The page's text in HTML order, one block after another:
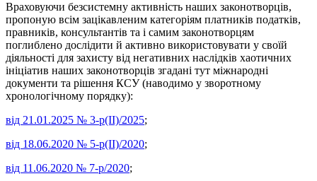
Враховуючи безсистемну активність наших законотворців,
пропоную всім зацікавленим категоріям платників податків,
правників, консультантів та і самим законотворцям
поглиблено дослідити й активно використовувати у своїй
діяльності для захисту від негативних наслідків хаотичних
ініціатив наших законотворців згадані тут міжнародні
документи та рішення КСУ (наводимо у зворотному
хронологічному порядку):
від 21.01.2025 № 3-р(ІІ)/2025;
від 18.06.2020 № 5-р(II)/2020;
від 11.06.2020 № 7-р/2020;